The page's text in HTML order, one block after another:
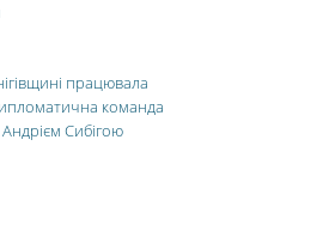
працювала
команда
Андрієм Сибігою